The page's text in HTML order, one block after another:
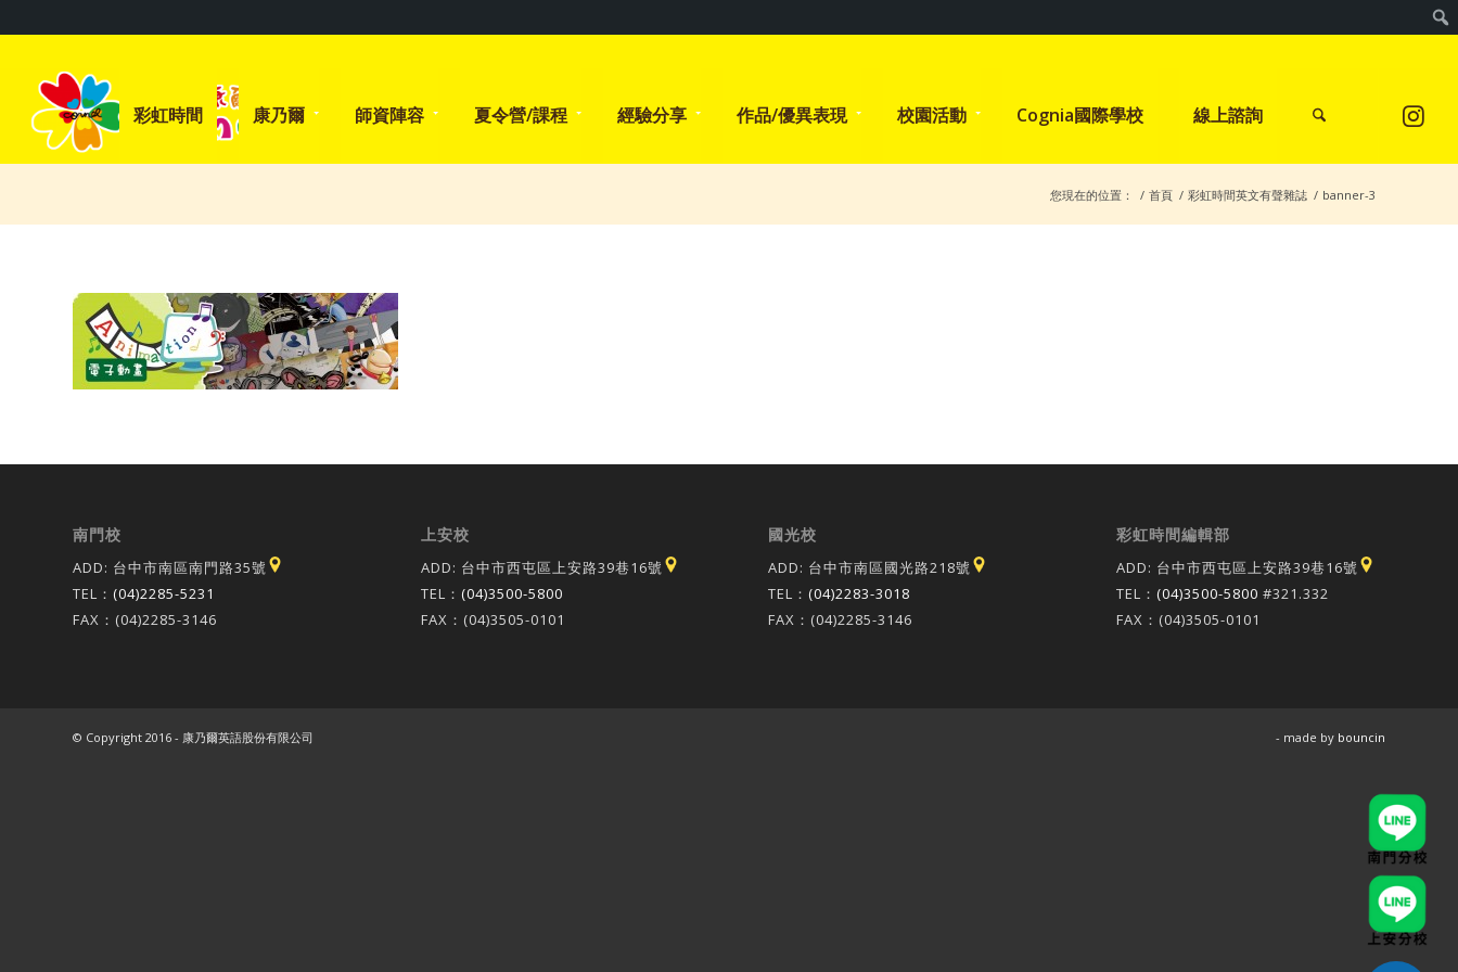
彩虹時間 康乃爾 師資陣容 夏令營/課程 經驗分享 作品/優異表現 校園活動 Cognia國際學校 線上諮詢
您現在的位置： / 首頁 / 彩虹時間英文有聲雜誌 / banner-3
南門校
ADD: 台中市南區南門路35號
TEL： (04)2285-5231
FAX：(04)2285-3146
上安校
ADD: 台中市西屯區上安路39巷16號
TEL： (04)3500-5800
FAX：(04)3505-0101
國光校
ADD: 台中市南區國光路218號
TEL：(04)2283-3018
FAX：(04)2285-3146
彩虹時間編輯部
ADD: 台中市西屯區上安路39巷16號
TEL： (04)3500-5800 #321.332
FAX：(04)3505-0101
© Copyright 2016 - 康乃爾英語股份有限公司 - made by bouncin